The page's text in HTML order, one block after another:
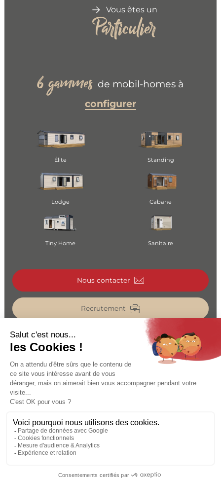
Vous êtes un
Particulier
6 gammes de mobil-homes à
configurer
Élite Standing
Lodge Cabane
Tiny Home Sanitaire
Nous contacter
Recrutement
Espace pro
PROTECTION DES DONNÉES